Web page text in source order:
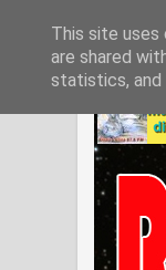
This site uses
are shared
statistics, and